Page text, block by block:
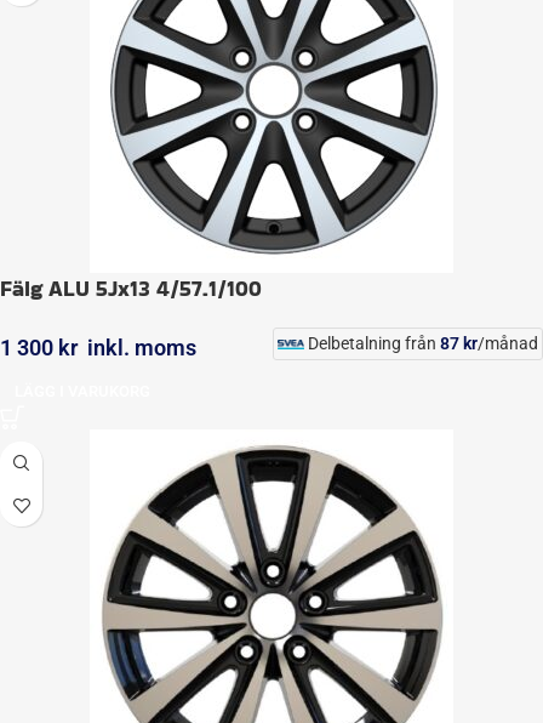
Fälg ALU 5Jx13 4/57.1/100
1 300 kr inkl. moms Delbetalning från 87 kr/månad